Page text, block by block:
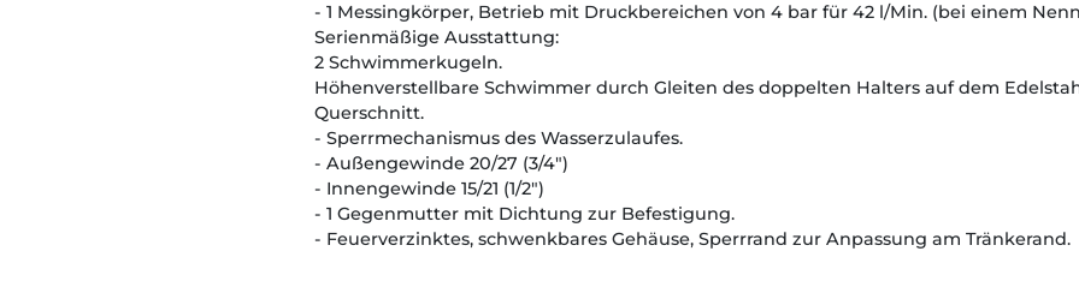
- 1 Messingkörper, Betrieb mit Druckbereichen von 4 bar für 42 l/Min. (bei einem
Serienmäßige Ausstattung:
2 Schwimmerkugeln.
Höhenverstellbare Schwimmer durch Gleiten des doppelten Halters auf dem
Querschnitt.
- Sperrmechanismus des Wasserzulaufes.
- Außengewinde 20/27 (3/4")
- Innengewinde 15/21 (1/2")
- 1 Gegenmutter mit Dichtung zur Befestigung.
- Feuerverzinktes, schwenkbares Gehäuse, Sperrrand zur Anpassung am Tränkerand.